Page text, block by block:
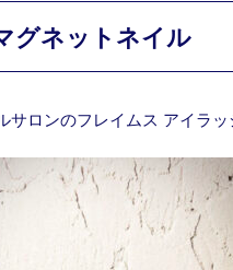
グネットネイル
サロンのフレイムス アイラッ